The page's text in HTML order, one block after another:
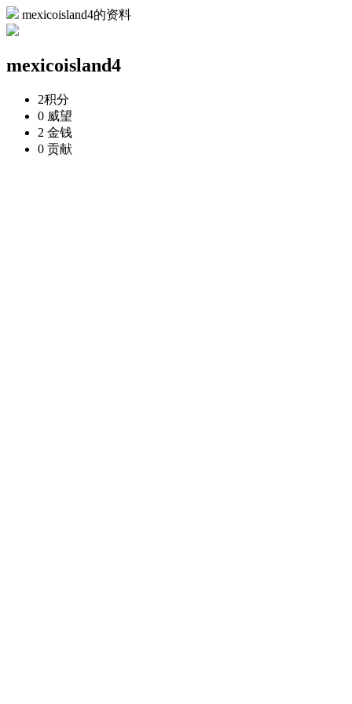
mexicoisland4的资料
mexicoisland4
2积分
0 威望
2 金钱
0 贡献